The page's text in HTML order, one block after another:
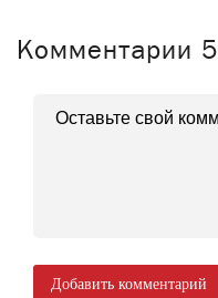
Комментарии 5
Добавить комментарий